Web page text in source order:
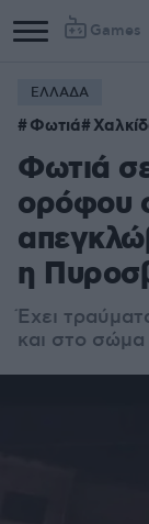
Games
ΕΛΛΑΔΑ
Φωτιά
Φωτιά
ορόφου
η
Έχει
και στο σώμα